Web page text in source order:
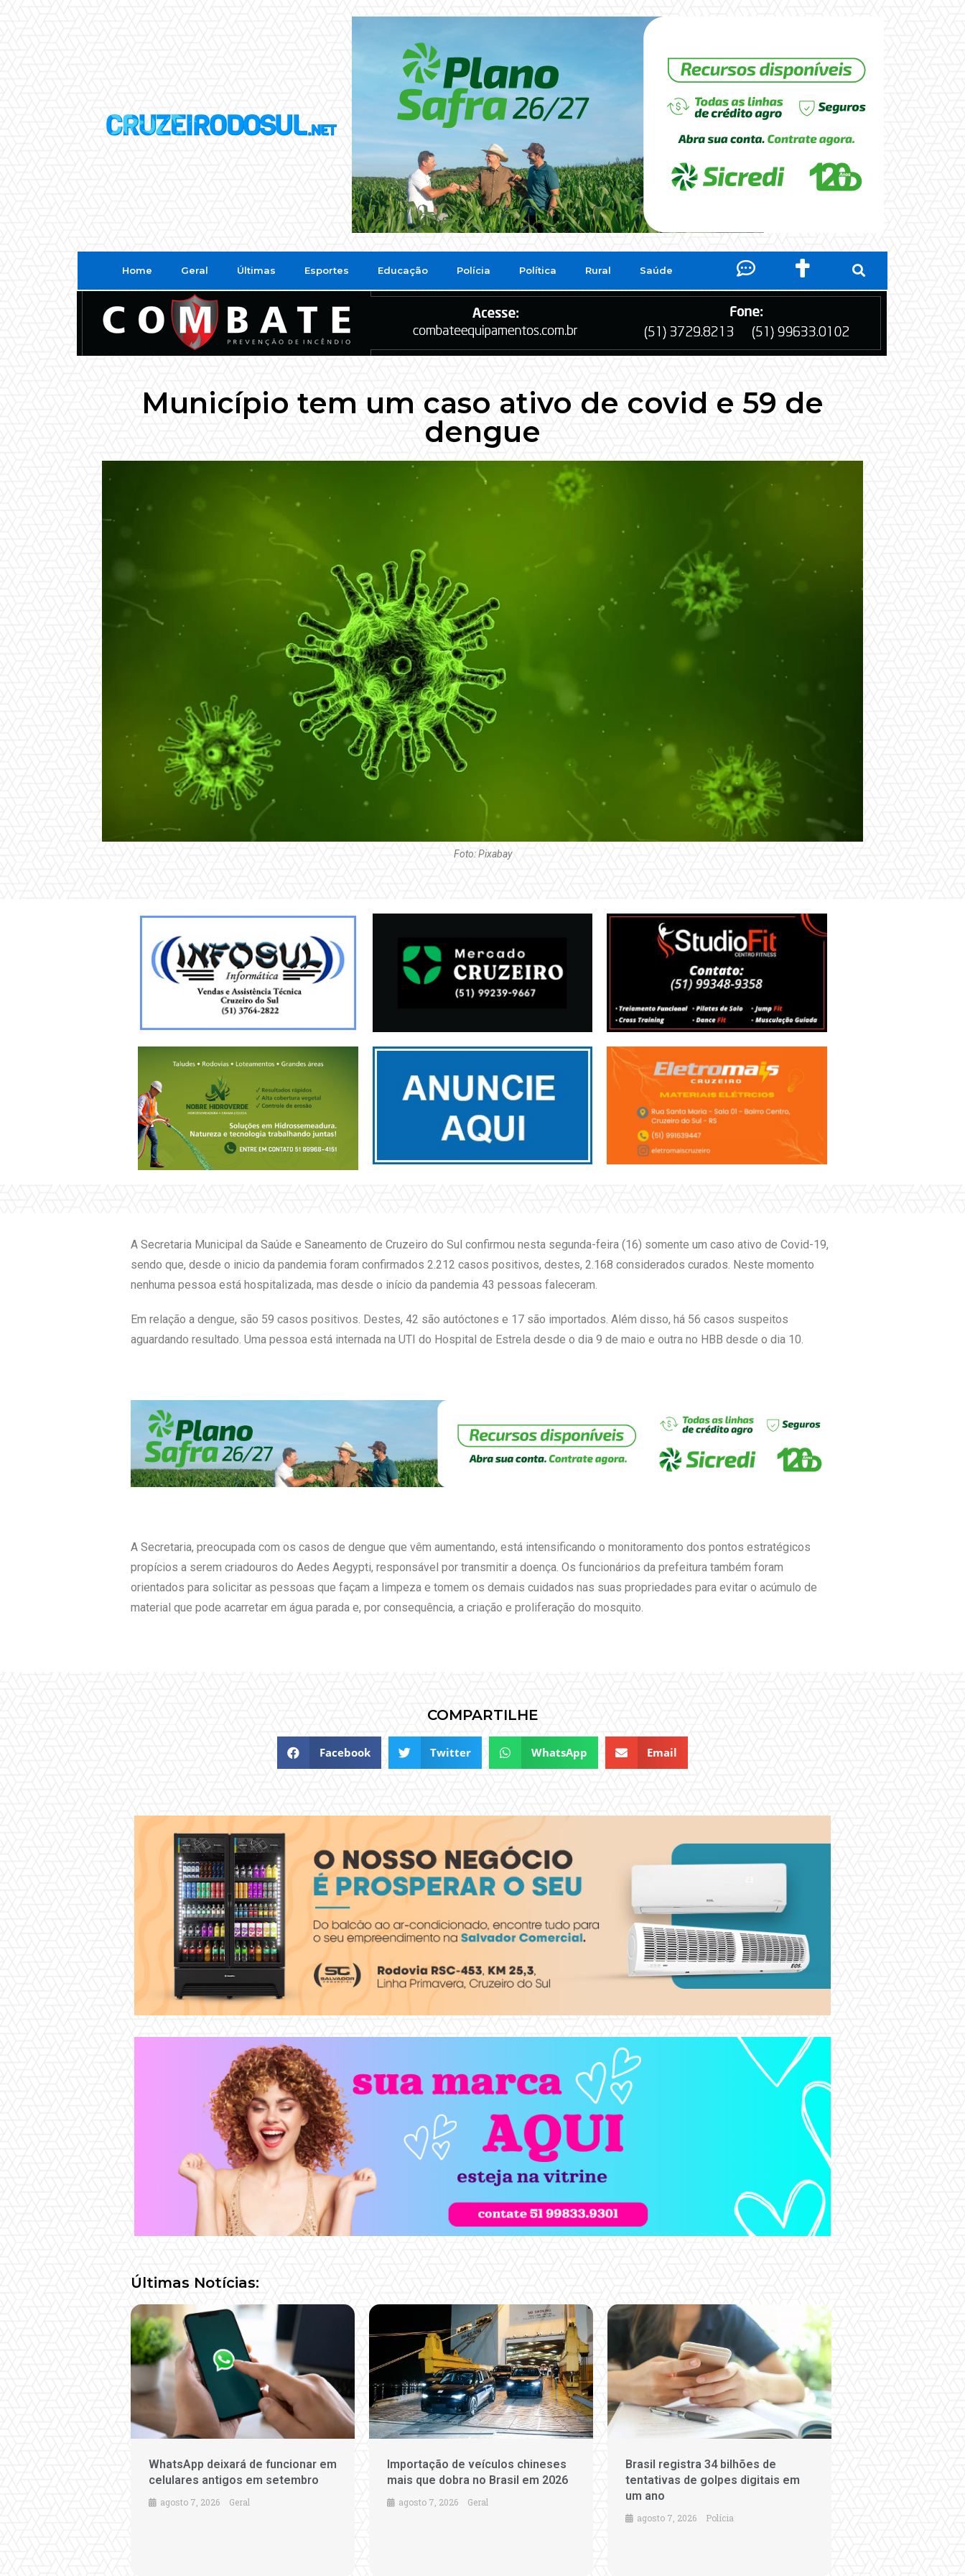
Home Geral Últimas Esportes Educação Polícia Política Rural Saúde
Município tem um caso ativo de covid e 59 de
dengue
Foto: Pixabay
A Secretaria Municipal da Saúde e Saneamento de Cruzeiro do Sul confirmou nesta segunda-feira (16) somente um caso ativo de Covid-19,
sendo que, desde o inicio da pandemia foram confirmados 2.212 casos positivos, destes, 2.168 considerados curados. Neste momento
nenhuma pessoa está hospitalizada, mas desde o início da pandemia 43 pessoas faleceram.
Em relação a dengue, são 59 casos positivos. Destes, 42 são autóctones e 17 são importados. Além disso, há 56 casos suspeitos
aguardando resultado. Uma pessoa está internada na UTI do Hospital de Estrela desde o dia 9 de maio e outra no HBB desde o dia 10.
A Secretaria, preocupada com os casos de dengue que vêm aumentando, está intensificando o monitoramento dos pontos estratégicos
propícios a serem criadouros do Aedes Aegypti, responsável por transmitir a doença. Os funcionários da prefeitura também foram
orientados para solicitar as pessoas que façam a limpeza e tomem os demais cuidados nas suas propriedades para evitar o acúmulo de
material que pode acarretar em água parada e, por consequência, a criação e proliferação do mosquito.
COMPARTILHE
Facebook Twitter WhatsApp Email
Últimas Notícias:
WhatsApp deixará de funcionar em
celulares antigos em setembro
agosto 7, 2026 Geral
Importação de veículos chineses
mais que dobra no Brasil em 2026
agosto 7, 2026 Geral
Brasil registra 34 bilhões de
tentativas de golpes digitais em
um ano
agosto 7, 2026 Polícia